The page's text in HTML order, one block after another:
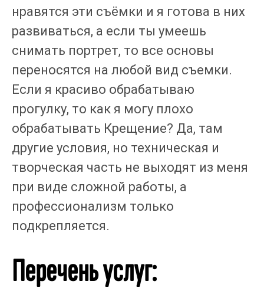
нравятся эти съёмки и я готова в них
развиваться, а если ты умеешь
снимать портрет, то все основы
переносятся на любой вид съемки.
Если я красиво обрабатываю
прогулку, то как я могу плохо
обрабатывать Крещение? Да, там
другие условия, но техническая и
творческая часть не выходят из меня
при виде сложной работы, а
профессионализм только
подкрепляется.
Перечень услуг: